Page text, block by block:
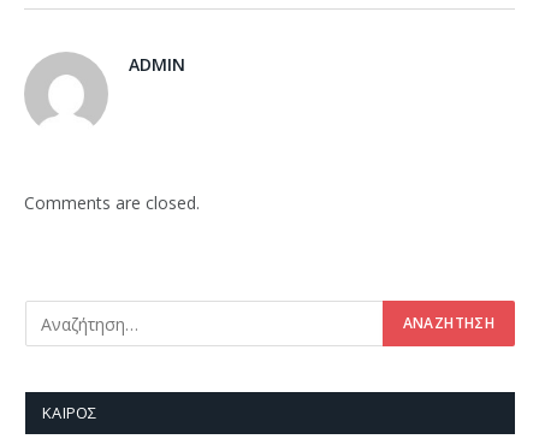
ADMIN
Comments are closed.
ΚΑΙΡΌΣ